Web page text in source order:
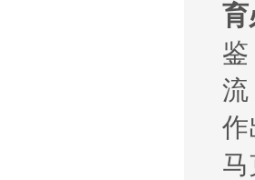
育
流
作
马